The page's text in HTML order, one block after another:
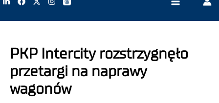
PKP Intercity rozstrzygnęło
przetargi na naprawy
wagonów